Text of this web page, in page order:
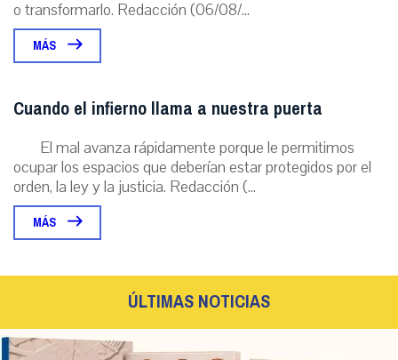
o transformarlo. Redacción (06/08/...
MÁS
Cuando el infierno llama a nuestra puerta
El mal avanza rápidamente porque le permitimos
ocupar los espacios que deberían estar protegidos por el
orden, la ley y la justicia. Redacción (...
MÁS
ÚLTIMAS NOTICIAS